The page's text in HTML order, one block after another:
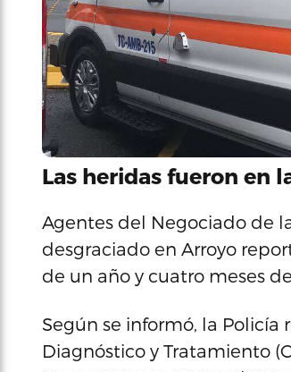
Las heridas fueron en
Agentes del Negociado de
desgraciado en Arroyo
de un año y cuatro meses
Según se informó, la
Diagnóstico y Tratamiento